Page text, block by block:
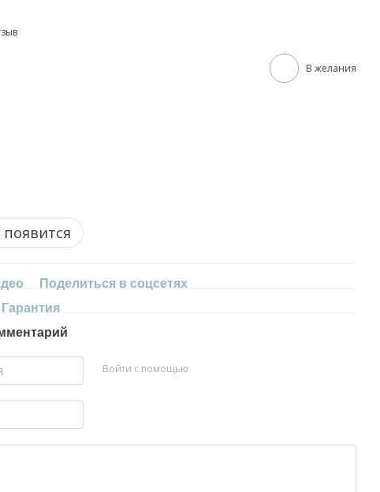
В желания
Поделиться в соцсетях
Гарантия
Войти с помощью